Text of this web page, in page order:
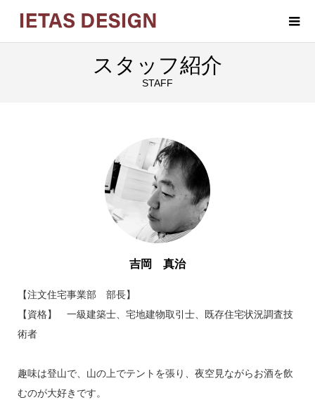
スタッフ紹介
STAFF
吉岡 真治
【注文住宅事業部 部長】
【資格】 一級建築士、宅地建物取引士、既存住宅状況調査技
術者
趣味は登山で、山の上でテントを張り、夜空見ながらお酒を飲
むのが大好きです。